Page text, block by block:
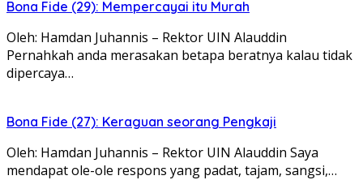
Bona Fide (29): Mempercayai itu Murah
Oleh: Hamdan Juhannis – Rektor UIN Alauddin
Pernahkah anda merasakan betapa beratnya kalau tidak
dipercaya…
Bona Fide (27): Keraguan seorang Pengkaji
Oleh: Hamdan Juhannis – Rektor UIN Alauddin Saya
mendapat ole-ole respons yang padat, tajam, sangsi,…